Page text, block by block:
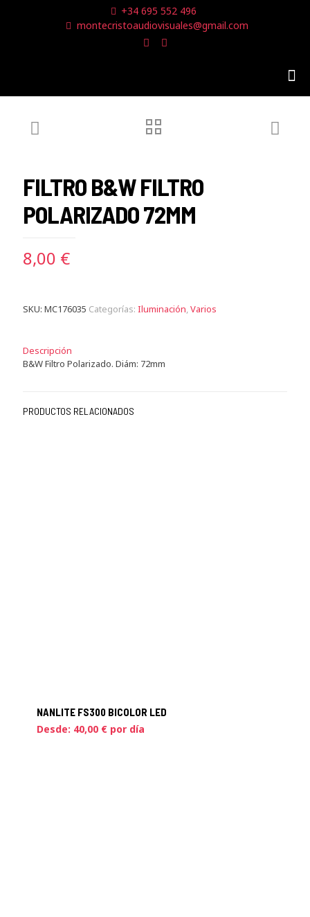
+34 695 552 496
montecristoaudiovisuales@gmail.com
FILTRO B&W FILTRO
POLARIZADO 72MM
8,00 €
SKU: MC176035 Categorías: Iluminación,Varios
Descripción
B&W Filtro Polarizado. Diám: 72mm
PRODUCTOS RELACIONADOS
NANLITE FS300 BICOLOR LED
Desde: 40,00 € por día